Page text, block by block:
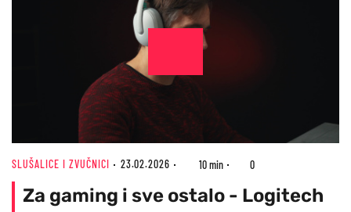
SLUŠALICE I ZVUČNICI 23.02.2026 10 min 0
Za gaming i sve ostalo - Logitech